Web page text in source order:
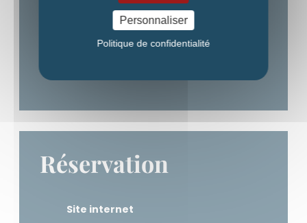
Réservation
Site internet
Personnaliser
Politique de confidentialité